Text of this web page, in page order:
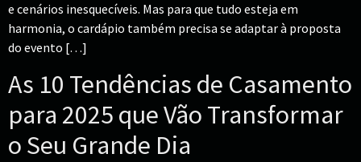
e cenários inesquecíveis. Mas para que tudo esteja em
harmonia, o cardápio também precisa se adaptar à proposta
do evento […]
As 10 Tendências de Casamento
para 2025 que Vão Transformar
o Seu Grande Dia